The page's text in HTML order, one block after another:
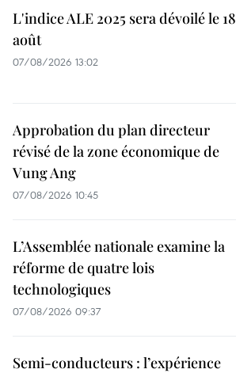
L'indice ALE 2025 sera dévoilé le 18
août
07/08/2026 13:02
Approbation du plan directeur
révisé de la zone économique de
Vung Ang
07/08/2026 10:45
L’Assemblée nationale examine la
réforme de quatre lois
technologiques
07/08/2026 09:37
Semi-conducteurs : l’expérience